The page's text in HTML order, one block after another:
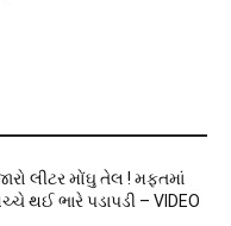
લીટર મોંઘુ તેલ ! મફતમાં
થઈ ભારે પડાપડી – VIDEO